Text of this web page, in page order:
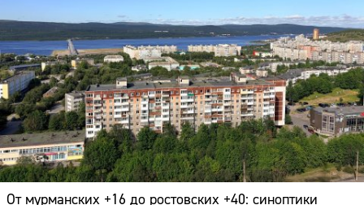
От мурманских +16 до ростовских +40: синоптики